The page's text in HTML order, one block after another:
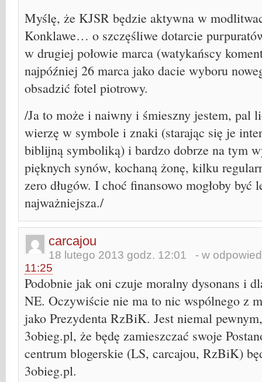
Myślę, że KJSR będzie aktywna w
Konklawe… o szczęśliwe dotarcie
w drugiej połowie marca (watykańscy
najpóźniej 26 marca jako dacie wyboru
obsadzić fotel piotrowy.
/Ja to może i naiwny i śmieszny jestem, pal
wierzę w symbole i znaki (starając się je
biblijną symboliką) i bardzo dobrze na tym
pięknych synów, kochaną żonę, kilku
zero długów. I choć finansowo mogłoby być
najważniejsza./
carcajou
18 lutego 2013 godz. 12:01 - w
11:25
Podobnie jak oni czuje moralny dysonans i
NE. Oczywiście nie ma to nic wspólnego z
jako Prezydenta RzBiK. Jest niemal
3obieg.pl, że będę zamieszczać swoje
centrum blogerskie (LS, carcajou, RzBiK)
3obieg.pl.